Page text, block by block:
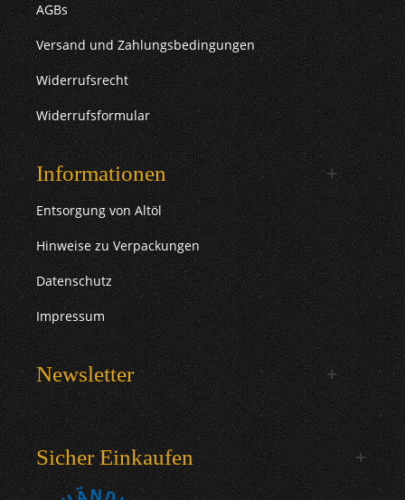
AGBs
Versand und Zahlungsbedingungen
Widerrufsrecht
Widerrufsformular
Informationen
Entsorgung von Altöl
Hinweise zu Verpackungen
Datenschutz
Impressum
Newsletter
Sicher Einkaufen